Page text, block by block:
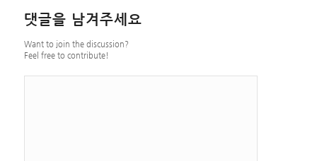
댓글을 남겨주세요
Want to join the discussion?
Feel free to contribute!